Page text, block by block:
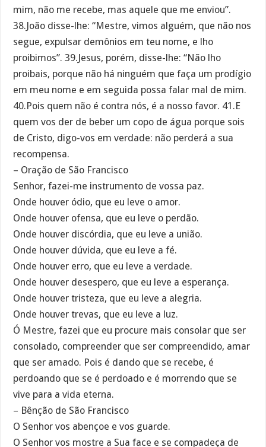
mim, não me recebe, mas aquele que me enviou”.
38.João disse-lhe: “Mestre, vimos alguém, que não nos
segue, expulsar demônios em teu nome, e lho
proibimos”. 39.Jesus, porém, disse-lhe: “Não lho
proibais, porque não há ninguém que faça um prodígio
em meu nome e em seguida possa falar mal de mim.
40.Pois quem não é contra nós, é a nosso favor. 41.E
quem vos der de beber um copo de água porque sois
de Cristo, digo-vos em verdade: não perderá a sua
recompensa.
– Oração de São Francisco
Senhor, fazei-me instrumento de vossa paz.
Onde houver ódio, que eu leve o amor.
Onde houver ofensa, que eu leve o perdão.
Onde houver discórdia, que eu leve a união.
Onde houver dúvida, que eu leve a fé.
Onde houver erro, que eu leve a verdade.
Onde houver desespero, que eu leve a esperança.
Onde houver tristeza, que eu leve a alegria.
Onde houver trevas, que eu leve a luz.
Ó Mestre, fazei que eu procure mais consolar que ser
consolado, compreender que ser compreendido, amar
que ser amado. Pois é dando que se recebe, é
perdoando que se é perdoado e é morrendo que se
vive para a vida eterna.
– Bênção de São Francisco
O Senhor vos abençoe e vos guarde.
O Senhor vos mostre a Sua face e se compadeça de